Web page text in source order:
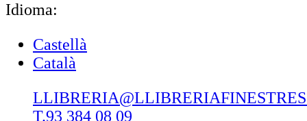
Idioma:
Castellà
Català
T.93 384 08 09